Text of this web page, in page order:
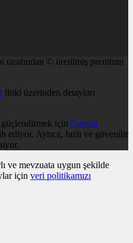
tarafından © üretilmiş premium
linki üzerinden detayları
güçlendirmek için Cenuta
ediyor. Ayrıca, hızlı ve güvenilir
ve mevzuata uygun şekilde
için veri politikamızı